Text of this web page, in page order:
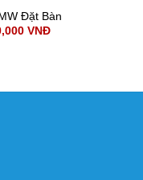
Đặt Bàn
VNĐ